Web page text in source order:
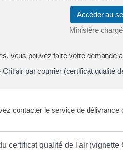
Accéder au
Ministère
vous pouvez faire votre demande
par courrier (certificat qualité
contacter le service de délivrance
certificat qualité de l'air (vignette